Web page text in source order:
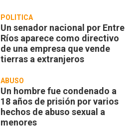
POLÍTICA
Un senador nacional por Entre
Ríos aparece como directivo
de una empresa que vende
tierras a extranjeros
ABUSO
Un hombre fue condenado a
18 años de prisión por varios
hechos de abuso sexual a
menores